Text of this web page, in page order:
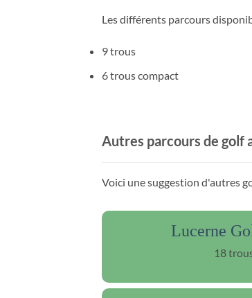
Les différents parcours
9 trous
6 trous compact
Autres parcours de golf
Voici une suggestion d'autres
Lucerne
18